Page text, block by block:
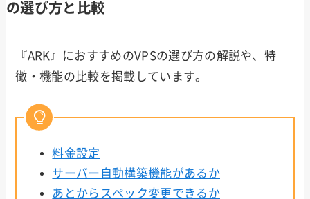
の選び方と比較
『ARK』におすすめのVPSの選び方の解説や、特
徴・機能の比較を掲載しています。
料金設定
サーバー自動構築機能があるか
あとからスペック変更できるか